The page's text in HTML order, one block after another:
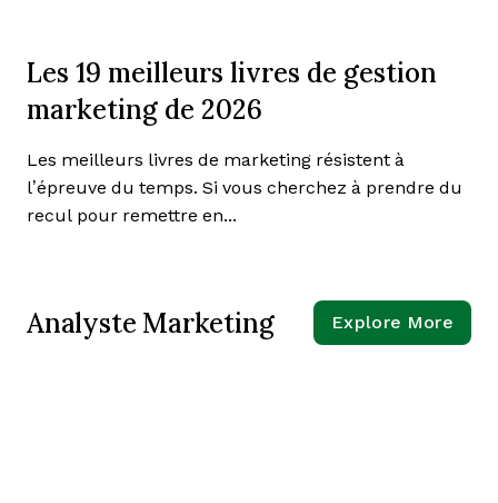
Les 19 meilleurs livres de gestion
marketing de 2026
Les meilleurs livres de marketing résistent à
l’épreuve du temps. Si vous cherchez à prendre du
recul pour remettre en...
Analyste Marketing Explore More